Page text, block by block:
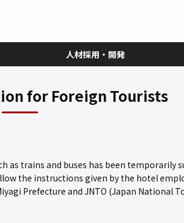
人材採用・開発
for Foreign Tourists
trains and buses has been temporarily
the instructions given by the hotel
Prefecture and JNTO (Japan National